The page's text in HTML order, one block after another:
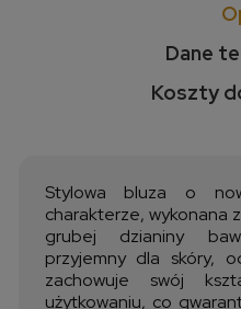
Dane
Koszty
Cena nie zawiera
Stylowa bluza o
charakterze, wykonana
grubej dzianiny
przyjemny dla skóry,
zachowuje swój
użytkowaniu, co